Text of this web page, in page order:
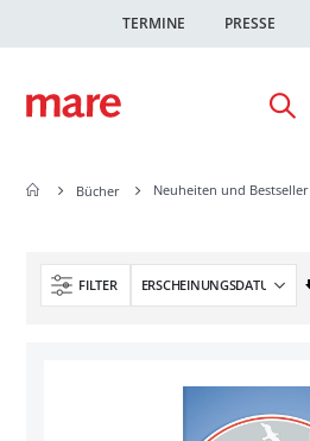
TERMINE PRESSE
Bücher Neuheiten und Bestseller
FILTER